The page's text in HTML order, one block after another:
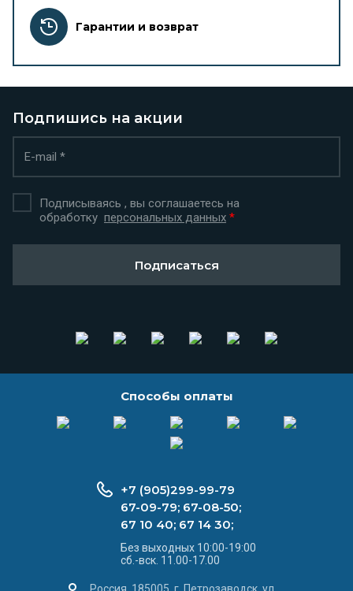
Гарантии и возврат
Подпишись на акции
Подписываясь , вы соглашаетесь на
обработку персональных данных *
Подписаться
Способы оплаты
+7 (905)299-99-79
67-09-79; 67-08-50;
67 10 40; 67 14 30;
Без выходных 10:00-19:00
сб.-вск. 11.00-17.00